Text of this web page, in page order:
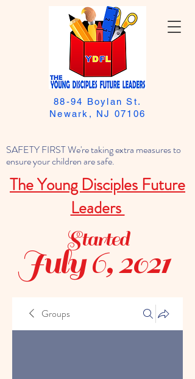
SAFETY FIRST We're taking extra measures to
ensure your children are safe.
The Young Disciples Future
Leaders
88-94 Boylan St.
Newark, NJ 07106
July 6, 2021
Started
Groups